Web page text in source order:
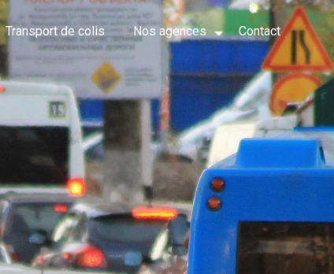
Transport de colis Nos agences Contact